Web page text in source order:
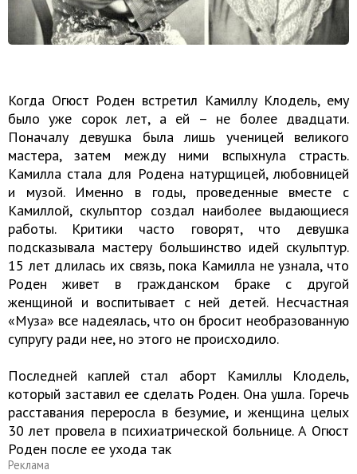
Когда Огюст Роден встретил Камиллу Клодель, ему
было уже сорок лет, а ей – не более двадцати.
Поначалу девушка была лишь ученицей великого
мастера, затем между ними вспыхнула страсть.
Камилла стала для Родена натурщицей, любовницей
и музой. Именно в годы, проведенные вместе с
Камиллой, скульптор создал наиболее выдающиеся
работы. Критики часто говорят, что девушка
подсказывала мастеру большинство идей скульптур.
15 лет длилась их связь, пока Камилла не узнала, что
Роден живет в гражданском браке с другой
женщиной и воспитывает с ней детей. Несчастная
«Муза» все надеялась, что он бросит необразованную
супругу ради нее, но этого не происходило.
Последней каплей стал аборт Камиллы Клодель,
который заставил ее сделать Роден. Она ушла. Горечь
расставания переросла в безумие, и женщина целых
30 лет провела в психиатрической больнице. А Огюст
Роден после ее ухода так
Реклама